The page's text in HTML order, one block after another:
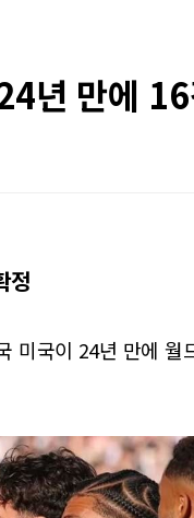
년 만에
정
미국이 24년 만에 월